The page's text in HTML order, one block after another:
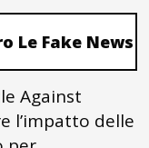
Le Fake News
Against
l’impatto delle